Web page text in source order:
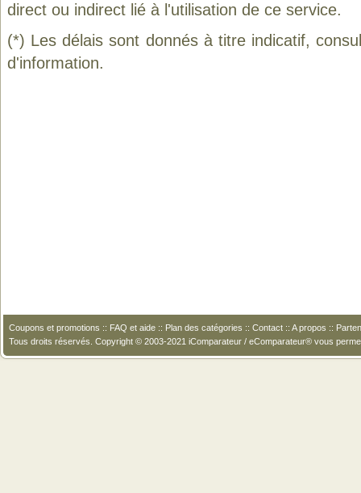
direct ou indirect lié à l'utilisation de ce service.
(*) Les délais sont donnés à titre indicatif,
d'information.
Coupons et promotions :: FAQ et aide :: Plan des catégories :: Contact :: A propos ::
Tous droits réservés. Copyright © 2003-2021 iComparateur / eComparateur® vous